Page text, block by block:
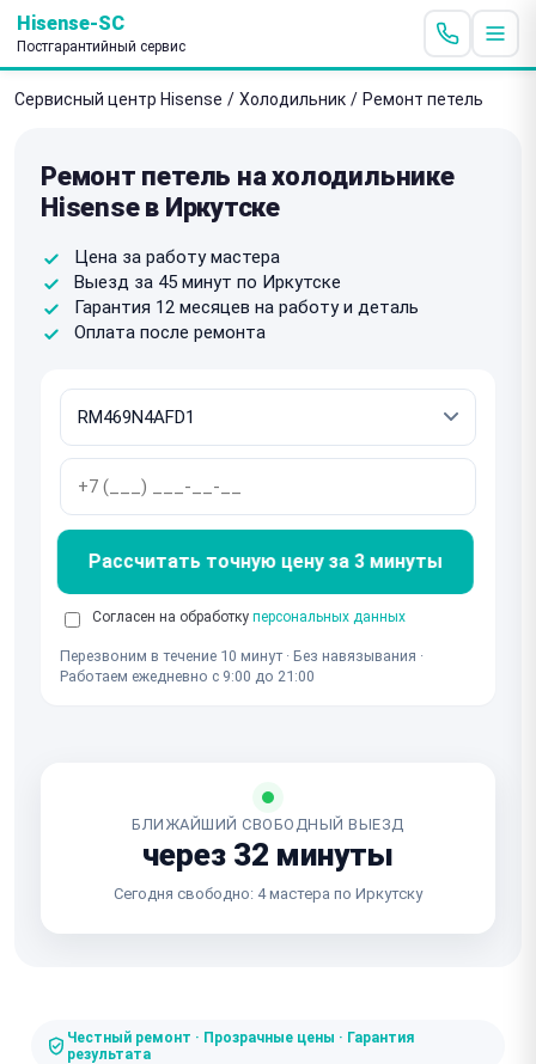
Hisense-SC
Постгарантийный сервис
Сервисный центр Hisense / Холодильник / Ремонт петель
Ремонт петель на холодильнике
Hisense в Иркутске
Цена за работу мастера
Выезд за 45 минут по Иркутске
Гарантия 12 месяцев на работу и деталь
Оплата после ремонта
Рассчитать точную цену за 3 минуты
Согласен на обработку персональных данных
Перезвоним в течение 10 минут · Без навязывания ·
Работаем ежедневно с 9:00 до 21:00
БЛИЖАЙШИЙ СВОБОДНЫЙ ВЫЕЗД
через 32 минуты
Сегодня свободно: 4 мастера по Иркутску
Честный ремонт · Прозрачные цены · Гарантия
результата